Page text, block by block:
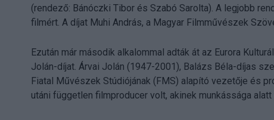
(rendező: Bánóczki Tibor és Szabó Sarolta). A legjobb
filmért. A díjat Muhi András, a Magyar Filmművészek
Ezután már második alkalommal adták át az Eurora
Jolán-díjat. Árvai Jolán (1947-2001), Balázs Béla-díjas
Fiatal Művészek Stúdiójának (FMS) alapító vezetője és
utáni független filmproducer volt, akinek munkássága